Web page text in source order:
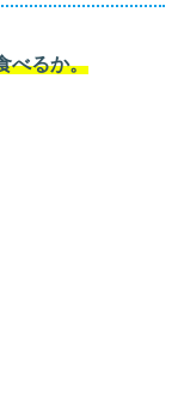
べるか。